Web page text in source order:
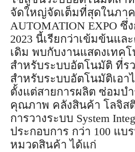
จัดใหญ่จัดเต็มที่สุดในภา
AUTOMATION EXPO ซึ่
2023 นี้เรียกว่าเข้มข้นแล
เดิม พบกับงานแสดงเทค
สำหรับระบบอัตโนมัติ ที่ร
สำหรับระบบอัตโนมัติเอา
ตั้งแต่สายการผลิต ซ่อมบำ
คุณภาพ คลังสินค้า โลจิส
การวางระบบ System
ประกอบการ กว่า 100 แบ
หมวดสินค้า ได้แก่